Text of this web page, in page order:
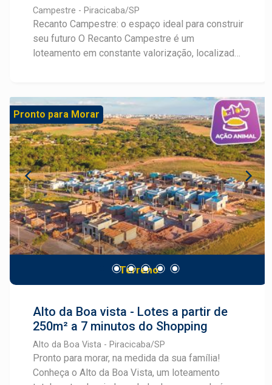
Campestre - Piracicaba/SP
Recanto Campestre: o espaço ideal para construir
seu futuro O Recanto Campestre é um
loteamento em constante valorização, localizado
Villa Romana. Um endereço que une tranquilidade,
praticidade e potencial de crescimento. Com 26
lotes disponíveis, o empreendimento oferece
metragens a partir de 200,60 m² (9,55 x 20,97),
chegando a até 315 m², ideais para quem busca
construir com conforto, espaço e liberdade de
projeto. Além disso, o valor competitivo de R$
750,00 por m² torna o Recanto Campestre uma
excelente oportunidade tanto para moradia
quanto para investimento. Se você procura um
local em desenvolvimento, com boa
infraestrutura e grande potencial de valorização,
o Recanto Campestre é a escolha certa.
Pronto para Morar
Terreno
Alto da Boa vista - Lotes a partir de
250m² a 7 minutos do Shopping
Alto da Boa Vista - Piracicaba/SP
Pronto para morar, na medida da sua família!
Conheça o Alto da Boa Vista, um loteamento